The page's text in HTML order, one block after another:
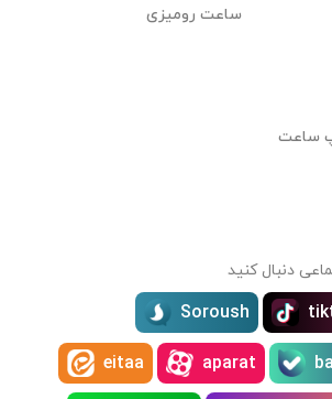
ساعت
ساعت رومیزی
دنبال کنید
Soroush
aparat
eitaa